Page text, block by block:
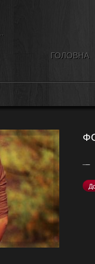
ГОЛОВНА